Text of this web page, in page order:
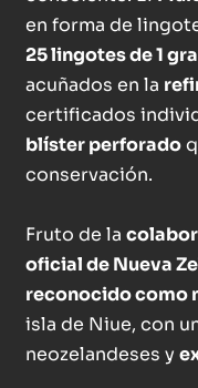
en forma de
25 lingotes de 1
acuñados en la
certificados
blíster perforado
conservación.
Fruto de la
oficial de Nueva
reconocido como
isla de Niue, con
neozelandeses y